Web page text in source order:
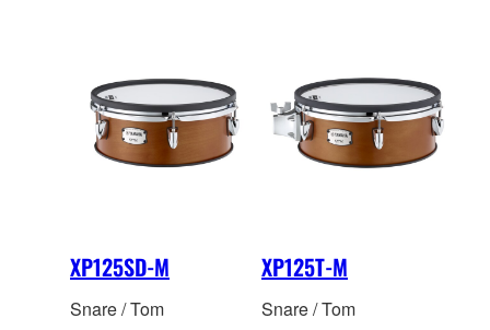
XP125SD-M
Snare / Tom
XP125T-M
Snare / Tom